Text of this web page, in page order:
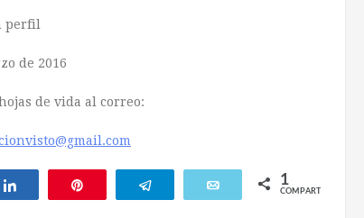
perfil
de 2016
de vida al correo:
Compartir Telegram Email 1
COMPARTIR